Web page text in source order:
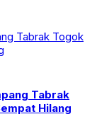
Tabrak
Hilang